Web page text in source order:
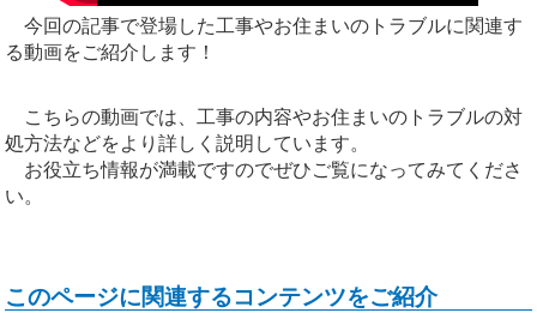
今回の記事で登場した工事やお住まいのトラブルに関連す
る動画をご紹介します！
こちらの動画では、工事の内容やお住まいのトラブルの対
処方法などをより詳しく説明しています。
お役立ち情報が満載ですのでぜひご覧になってみてくださ
い。
このページに関連するコンテンツをご紹介